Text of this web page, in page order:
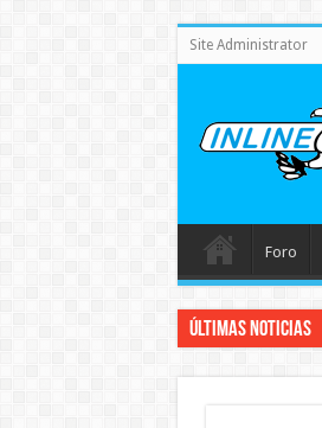
Site Administrator
Foro
Últimas noticias